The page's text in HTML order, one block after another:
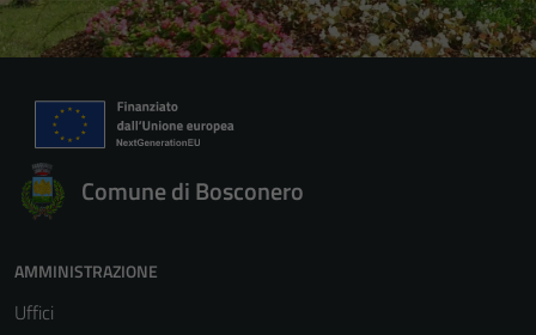
Comune di Bosconero
AMMINISTRAZIONE
Uffici